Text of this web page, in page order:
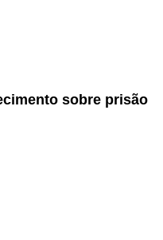
sobre prisão